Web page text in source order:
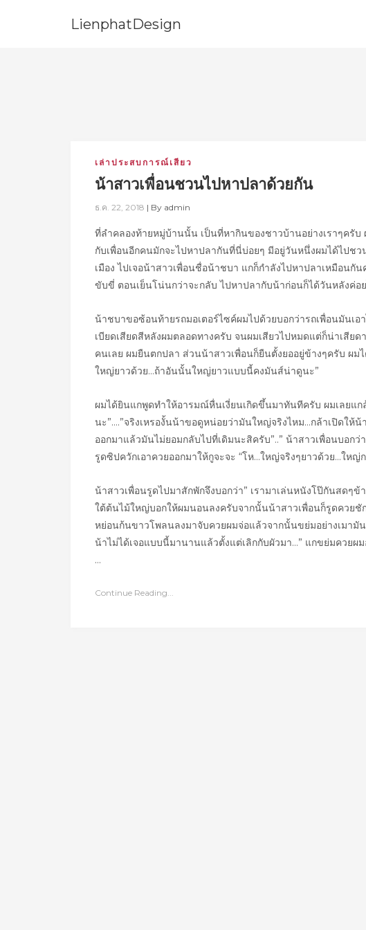
LienphatDesign
เล่าประสบการณ์เสียว
น้าสาวเพื่อนชวนไปหาปลาด้วยกัน
ธ.ค. 22, 2018 | By admin
ที่ลำคลองท้ายหมู่บ้านนั้น เป็นที่หากินของชาวบ้านอย่างเราๆครั
กับเพื่อนอีกคนมักจะไปหาปลากันที่นี่บ่อยๆ มีอยู่วันหนึ่งผมได้ไปช
เมือง ไปเจอน้าสาวเพื่อนชื่อน้าชบา แกก็กำลังไปหาปลาเหมือนกั
ขับขี่ ตอนเย็นโน่นกว่าจะกลับ ไปหาปลากับน้าก่อนก็ได้วันหลังค่อ
น้าชบาขอซ้อนท้ายรถมอเตอร์ไซค์ผมไปด้วยบอกว่ารถเพื่อนมันเ
เบียดเสียดสีหลังผมตลอดทางครับ จนผมเสียวไปหมดแต่ก็น่าเสีย
คนเลย ผมยืนตกปลา ส่วนน้าสาวเพื่อนก็ยืนตั้งยออยู่ข้างๆครับ ผ
ใหญ่ยาวด้วย…ถ้าอันนั้นใหญ่ยาวแบบนี้คงมันส์น่าดูนะ”
ผมได้ยินแกพูดทำให้อารมณ์หื่นเงี่ยนเกิดขึ้นมาทันทีครับ ผมเลยแ
นะ”….”จริงเหรองั้นน้าขอดูหน่อยว่ามันใหญ่จริงไหม…กล้าเปิดให้
ออกมาแล้วมันไม่ยอมกลับไปที่เดิมนะสิครับ”..” น้าสาวเพื่อนบอก
รูดซิปควักเอาควยออกมาให้กูจะจะ “โห…ใหญ่จริงๆยาวด้วย…ใหญ่
น้าสาวเพื่อนรูดไปมาสักพักจึงบอกว่า” เรามาเล่นหนังโป๊กันสดๆ
ใต้ต้นไม้ใหญ่บอกให้ผมนอนลงครับจากนั้นน้าสาวเพื่อนก็รูดควยชั
หย่อนก้นขาวโพลนลงมาจับควยผมจ่อแล้วจากนั้นขย่มอย่างเมามั
น้าไม่ได้เจอแบบนี้มานานแล้วตั้งแต่เลิกกับผัวมา…” แกขย่มควย
…
Continue Reading...